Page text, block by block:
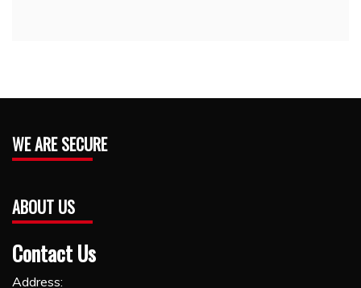
WE ARE SECURE
ABOUT US
Contact Us
Address: